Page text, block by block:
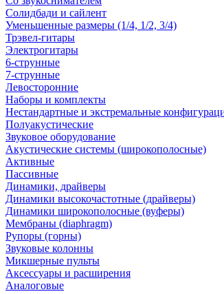
Солидбади и сайлент
Уменьшенные размеры (1/4, 1/2, 3/4)
Трэвел-гитары
Электрогитары
6-струнные
7-струнные
Левосторонние
Наборы и комплекты
Нестандартные и экстремальные
Полуакустические
Звуковое оборудование
Акустические системы (широкополосные)
Активные
Пассивные
Динамики, драйверы
Динамики высокочастотные (драйверы)
Динамики широкополосные (вуферы)
Мембраны (diaphragm)
Рупоры (горны)
Звуковые колонны
Микшерные пульты
Аксессуары и расширения
Аналоговые